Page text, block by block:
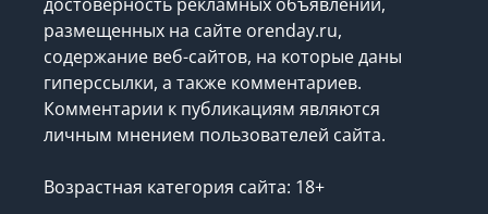
размещенных на сайте orenday.ru,
содержание веб-сайтов, на которые даны
гиперссылки, а также комментариев.
Комментарии к публикациям являются
личным мнением пользователей сайта.
Возрастная категория сайта: 18+